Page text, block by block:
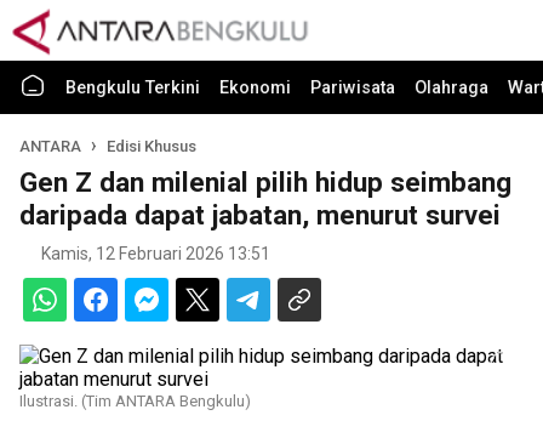
Bengkulu Terkini Ekonomi Pariwisata Olahraga
ANTARA Edisi Khusus
Gen Z dan milenial pilih hidup seimbang
daripada dapat jabatan, menurut survei
Kamis, 12 Februari 2026 13:51
Ilustrasi. (Tim ANTARA Bengkulu)